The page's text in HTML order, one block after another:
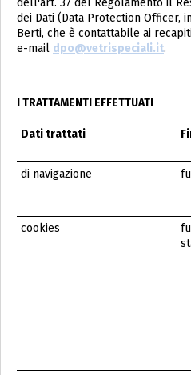
dell'art. 37 del Regolamento il
dei Dati (Data Protection Officer,
Berti, che è contattabile ai
e-mail dpo@vetrispeciali.it.
I TRATTAMENTI EFFETTUATI
Dati trattati
di navigazione
cookies